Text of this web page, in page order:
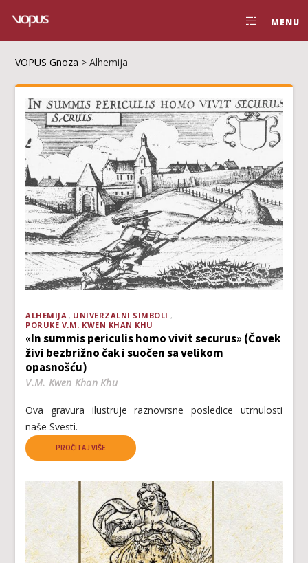
MENU
VOPUS Gnoza >Alhemija
ALHEMIJA
UNIVERZALNI SIMBOLI
PORUKE V.M. KWEN KHAN KHU
«In summis periculis homo vivit securus» (Čovek
živi bezbrižno čak i suočen sa velikom
opasnošću)
V.M. Kwen Khan Khu
Ova gravura ilustruje raznovrsne posledice utrnulosti
naše Svesti.
PROČITAJ VIŠE